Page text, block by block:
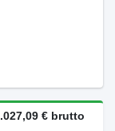
€ brutto